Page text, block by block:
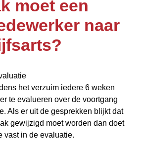
moet een
naar
het verzuim iedere 6 weken
te evalueren over de voortgang
Als er uit de gesprekken blijkt dat
gewijzigd moet worden dan doet
vast in de evaluatie.